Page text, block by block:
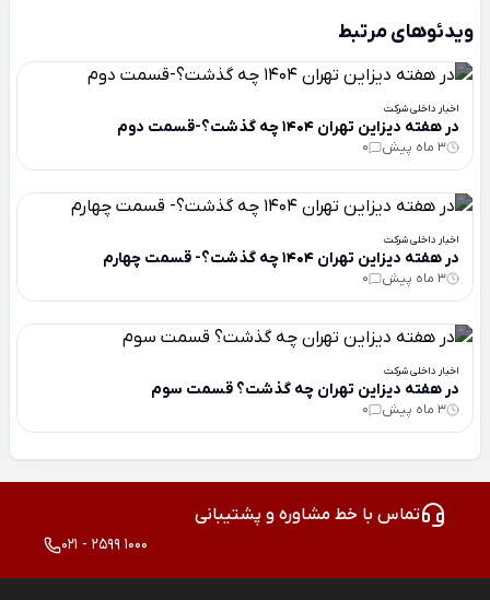
ویدئوهای مرتبط
اخبار داخلی شرکت
در هفته دیزاین تهران 1404 چه گذشت؟-قسمت دوم
3 ماه پیش 0
اخبار داخلی شرکت
در هفته دیزاین تهران 1404 چه گذشت؟- قسمت چهارم
3 ماه پیش 0
اخبار داخلی شرکت
در هفته دیزاین تهران چه گذشت؟ قسمت سوم
3 ماه پیش 0
تماس با خط مشاوره و پشتیبانی
021 - 2599 1000